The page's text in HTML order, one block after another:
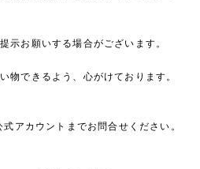
示お願いする場合がございます。
物できるよう、心がけております。
アカウントまでお問合せください。